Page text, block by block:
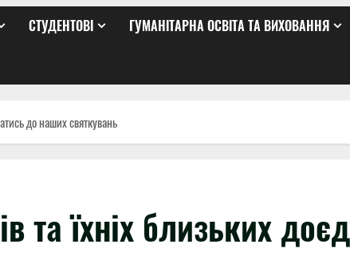
СТУДЕНТОВІ ГУМАНІТАРНА ОСВІТА ТА ВИХОВАННЯ
до наших святкувань
та їхніх близьких